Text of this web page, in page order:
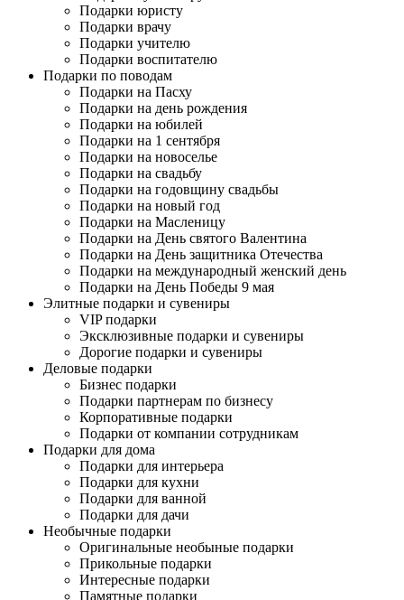
Подарки юристу
Подарки врачу
Подарки учителю
Подарки воспитателю
Подарки по поводам
Подарки на Пасху
Подарки на день рождения
Подарки на юбилей
Подарки на 1 сентября
Подарки на новоселье
Подарки на свадьбу
Подарки на годовщину свадьбы
Подарки на новый год
Подарки на Масленицу
Подарки на День святого Валентина
Подарки на День защитника Отечества
Подарки на международный женский день
Подарки на День Победы 9 мая
Элитные подарки и сувениры
VIP подарки
Эксклюзивные подарки и сувениры
Дорогие подарки и сувениры
Деловые подарки
Бизнес подарки
Подарки партнерам по бизнесу
Корпоративные подарки
Подарки от компании сотрудникам
Подарки для дома
Подарки для интерьера
Подарки для кухни
Подарки для ванной
Подарки для дачи
Необычные подарки
Оригинальные необыные подарки
Прикольные подарки
Интересные подарки
Памятные подарки